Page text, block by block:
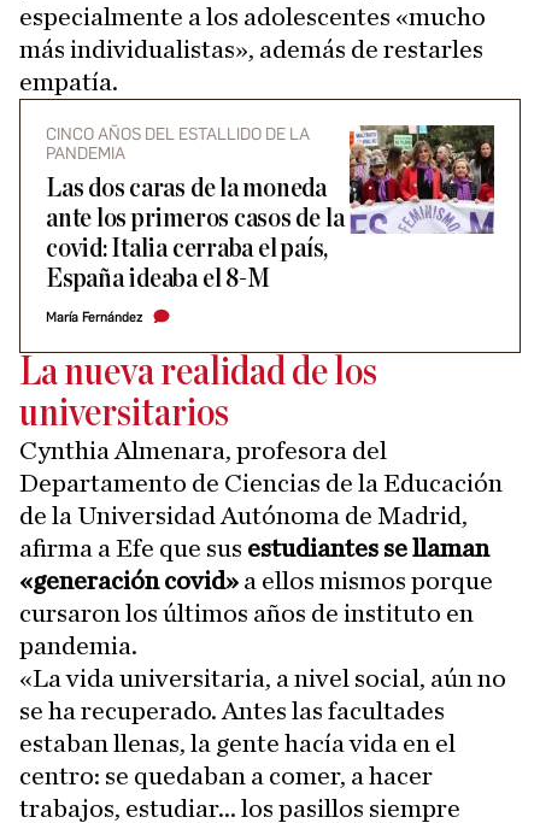
especialmente a los adolescentes «mucho
más individualistas», además de restarles
empatía.
CINCO AÑOS DEL ESTALLIDO DE LA
PANDEMIA
​Las dos caras de la moneda
ante los primeros casos de la
covid: Italia cerraba el país,
España ideaba el 8-M
María Fernández
La nueva realidad de los
universitarios
Cynthia Almenara, profesora del
Departamento de Ciencias de la Educación
de la Universidad Autónoma de Madrid,
afirma a Efe que sus estudiantes se llaman
«generación covid» a ellos mismos porque
cursaron los últimos años de instituto en
pandemia.
«La vida universitaria, a nivel social, aún no
se ha recuperado. Antes las facultades
estaban llenas, la gente hacía vida en el
centro: se quedaban a comer, a hacer
trabajos, estudiar... los pasillos siempre